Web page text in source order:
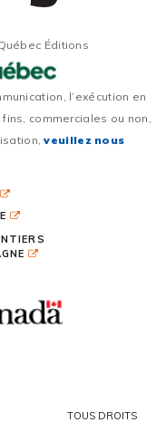
Éditions
l’exécution en
commerciales ou non,
veuillez nous
TOUS DROITS